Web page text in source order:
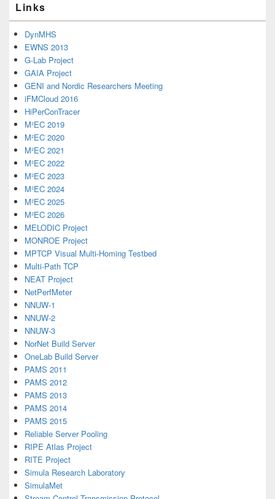
Links
DynMHS
EWNS 2013
G-Lab Project
GAIA Project
GENI and Nordic Researchers Meeting
iFMCloud 2016
HiPerConTracer
M²EC 2019
M²EC 2020
M²EC 2021
M²EC 2022
M²EC 2023
M²EC 2024
M²EC 2025
M²EC 2026
MELODIC Project
MONROE Project
MPTCP Visual Multi-Homing Testbed
Multi-Path TCP
NEAT Project
NetPerfMeter
NNUW-1
NNUW-2
NNUW-3
NorNet Build Server
OneLab Build Server
PAMS 2011
PAMS 2012
PAMS 2013
PAMS 2014
PAMS 2015
Reliable Server Pooling
RIPE Atlas Project
RITE Project
Simula Research Laboratory
SimulaMet